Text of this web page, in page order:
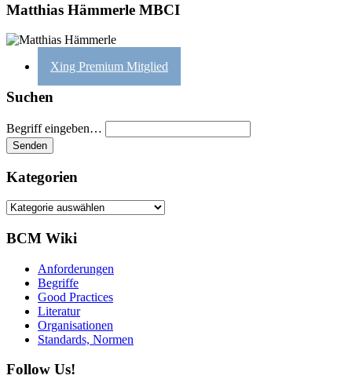
Matthias Hämmerle MBCI
Xing Premium Mitglied
Suchen
Begriff eingeben…
Kategorien
Kategorien
BCM Wiki
Anforderungen
Begriffe
Good Practices
Literatur
Organisationen
Standards, Normen
Follow Us!